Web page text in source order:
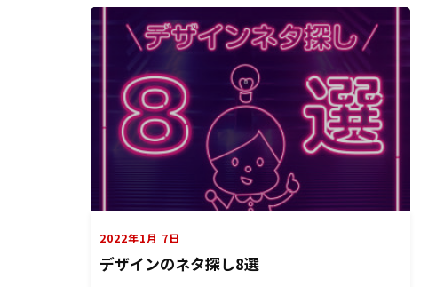
2022年1月 7日
デザインのネタ探し8選